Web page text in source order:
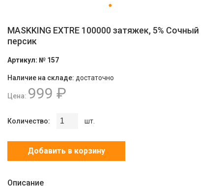
MASKKING EXTRE 100000 затяжек, 5% Сочный
персик
Артикул: № 157
Наличие на складе: достаточно
Цена: 999 ₽
Количество: шт.
Добавить в корзину
Описание